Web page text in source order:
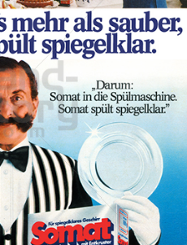
Europe GmbH 1975